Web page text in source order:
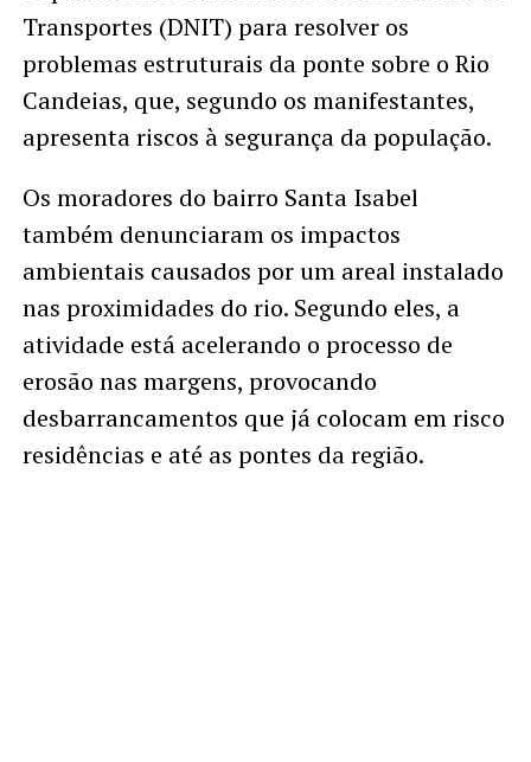
Transportes (DNIT) para resolver os
problemas estruturais da ponte sobre o Rio
Candeias, que, segundo os manifestantes,
apresenta riscos à segurança da população.
Os moradores do bairro Santa Isabel
também denunciaram os impactos
ambientais causados por um areal instalado
nas proximidades do rio. Segundo eles, a
atividade está acelerando o processo de
erosão nas margens, provocando
desbarrancamentos que já colocam em risco
residências e até as pontes da região.